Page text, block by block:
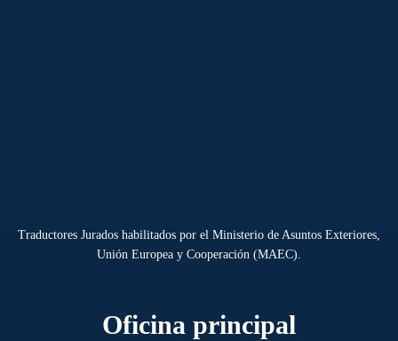
Traductores Jurados habilitados por el Ministerio de Asuntos Exteriores,
Unión Europea y Cooperación (MAEC).
Oficina principal